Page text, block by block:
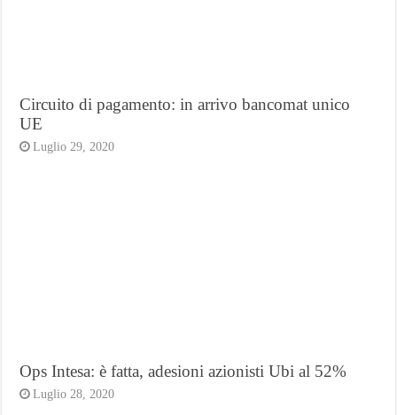
Circuito di pagamento: in arrivo bancomat unico
UE
Luglio 29, 2020
Ops Intesa: è fatta, adesioni azionisti Ubi al 52%
Luglio 28, 2020